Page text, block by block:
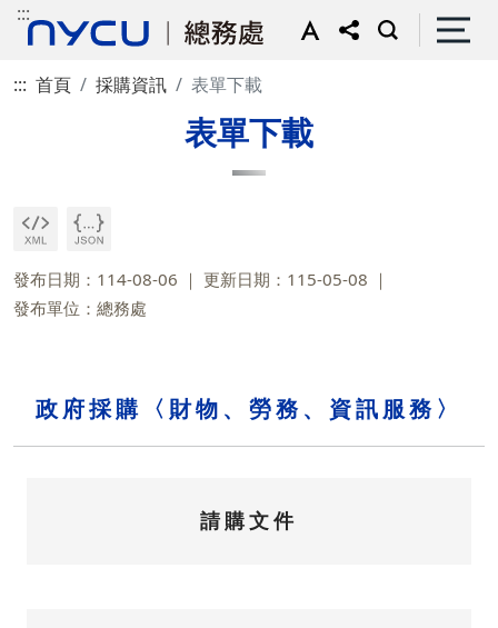
:::
::: 首頁 採購資訊 表單下載
表單下載
發布日期：114-08-06
更新日期：115-05-08
發布單位：總務處
政府採購〈財物、勞務、資訊服務〉
請購文件